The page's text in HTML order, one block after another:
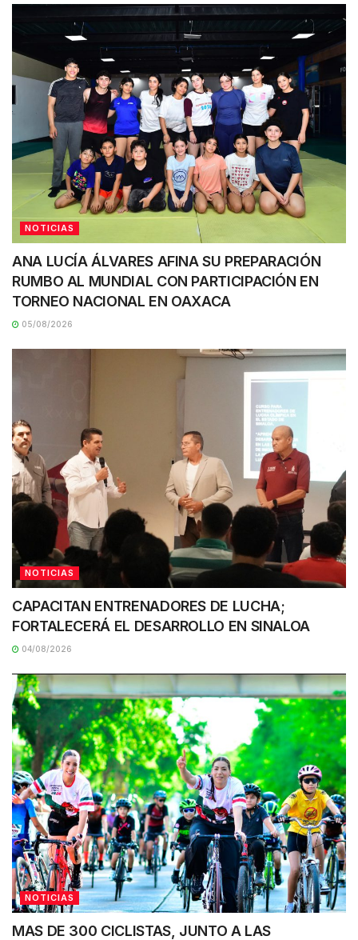
NOTICIAS
ANA LUCÍA ÁLVARES AFINA SU PREPARACIÓN
RUMBO AL MUNDIAL CON PARTICIPACIÓN EN
TORNEO NACIONAL EN OAXACA
05/08/2026
NOTICIAS
CAPACITAN ENTRENADORES DE LUCHA;
FORTALECERÁ EL DESARROLLO EN SINALOA
04/08/2026
NOTICIAS
MAS DE 300 CICLISTAS, JUNTO A LAS